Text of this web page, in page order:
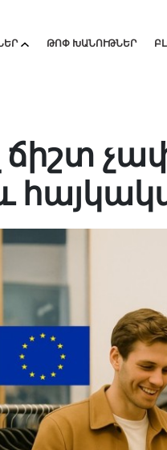
ԹՈՓ ԽԱՆՈՒԹՆԵՐ
ճիշտ